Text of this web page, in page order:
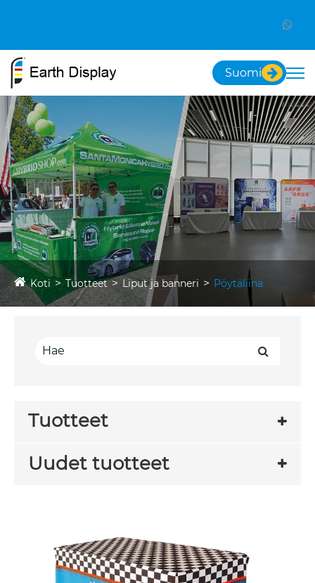
Suomi
Koti Tuotteet Liput ja banneri Pöytäliina
Tuotteet
Uudet tuotteet